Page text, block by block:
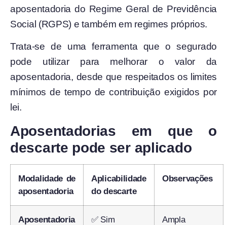
aposentadoria do Regime Geral de Previdência
Social (RGPS) e também em regimes próprios.
Trata-se de uma ferramenta que o segurado
pode utilizar para melhorar o valor da
aposentadoria, desde que respeitados os limites
mínimos de tempo de contribuição exigidos por
lei.
Aposentadorias em que o
descarte pode ser aplicado
Modalidade de
aposentadoria
Aplicabilidade
do descarte
Observações
Aposentadoria
✅ Sim
Ampla